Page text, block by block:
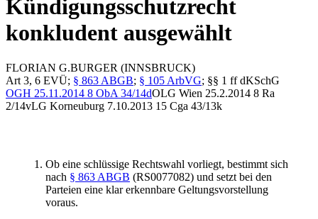
Kündigungsschutzrecht
konkludent ausgewählt
FLORIAN G.BURGER (INNSBRUCK)
Art 3, 6 EVÜ; § 863 ABGB; § 105 ArbVG; §§ 1 ff dKSchG
OGH 25.11.2014 8 ObA 34/14dOLG Wien 25.2.2014 8 Ra
2/14vLG Korneuburg 7.10.2013 15 Cga 43/13k
Ob eine schlüssige Rechtswahl vorliegt, bestimmt sich
nach § 863 ABGB (RS0077082) und setzt bei den
Parteien eine klar erkennbare Geltungsvorstellung
voraus.